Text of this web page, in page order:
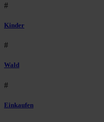
#
Kinder
#
Wald
#
Einkaufen